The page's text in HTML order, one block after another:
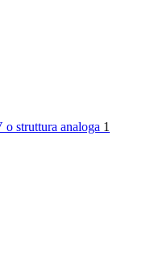
struttura analoga 1